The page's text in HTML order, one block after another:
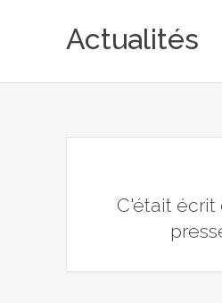
Actualités
C'était écrit